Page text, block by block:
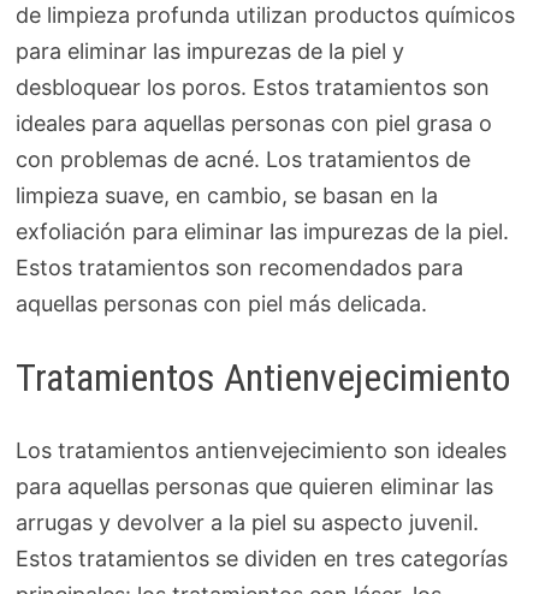
de limpieza profunda utilizan productos químicos
para eliminar las impurezas de la piel y
desbloquear los poros. Estos tratamientos son
ideales para aquellas personas con piel grasa o
con problemas de acné. Los tratamientos de
limpieza suave, en cambio, se basan en la
exfoliación para eliminar las impurezas de la piel.
Estos tratamientos son recomendados para
aquellas personas con piel más delicada.
Tratamientos Antienvejecimiento
Los tratamientos antienvejecimiento son ideales
para aquellas personas que quieren eliminar las
arrugas y devolver a la piel su aspecto juvenil.
Estos tratamientos se dividen en tres categorías